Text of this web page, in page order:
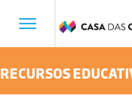
Toggle
RECURSOS